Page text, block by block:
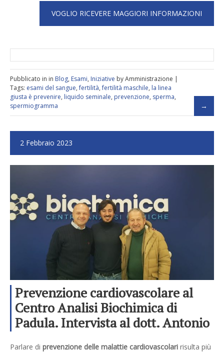
Pubblicato in in Blog, Esami, Iniziative by Amministrazione |
Tags: esami del sangue,fertilità,fertilità maschile, la linea
giusta è prevenire, liquido seminale, prevenzione, sperma,
spermiogramma
2 Febbraio 2023
Prevenzione cardiovascolare al
Centro Analisi Biochimica di
Padula. Intervista al dott. Antonio
Parlare di prevenzione delle malattie cardiovascolari risulta più